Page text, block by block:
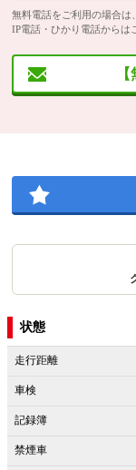
無料電話をご利用の場合は
IP電話・ひかり電話からは
状態
走行距離
車検
記録簿
禁煙車